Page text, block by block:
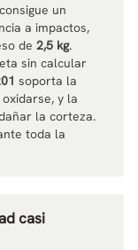
consigue un
a impactos,
de 2,5 kg.
sin calcular
soporta la
y la
la corteza.
toda la
casi